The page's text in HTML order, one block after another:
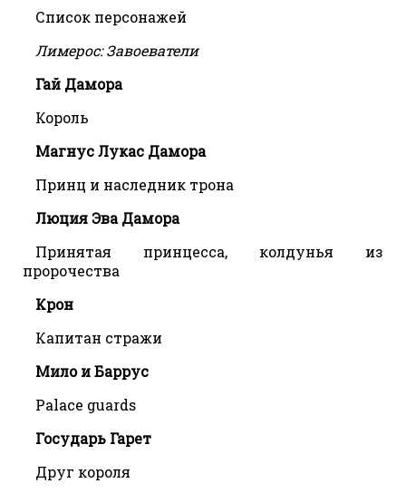
Список персонажей
Лимерос: Завоеватели
Гай Дамора
Король
Магнус Лукас Дамора
Принц и наследник трона
Люция Эва Дамора
Принятая принцесса, колдунья из
пророчества
Крон
Капитан стражи
Мило и Баррус
Palace guards
Государь Гарет
Друг короля